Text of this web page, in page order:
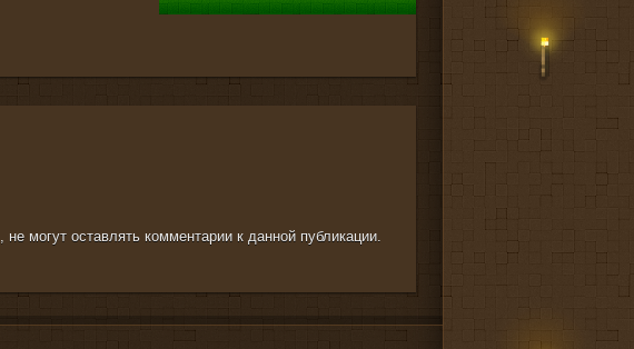
, не могут оставлять комментарии к данной публикации.